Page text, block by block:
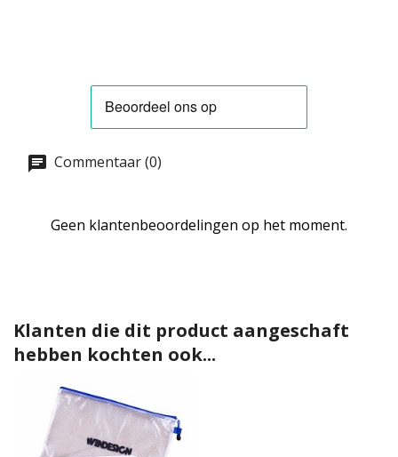
Commentaar (0)
Geen klantenbeoordelingen op het moment.
Klanten die dit product aangeschaft
hebben kochten ook...